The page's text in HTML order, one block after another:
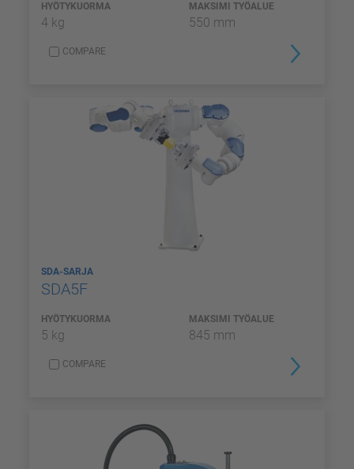
HYÖTYKUORMA
4 kg
MAKSIMI TYÖALUE
550 mm
COMPARE
SDA-SARJA
SDA5F
HYÖTYKUORMA
5 kg
MAKSIMI TYÖALUE
845 mm
COMPARE